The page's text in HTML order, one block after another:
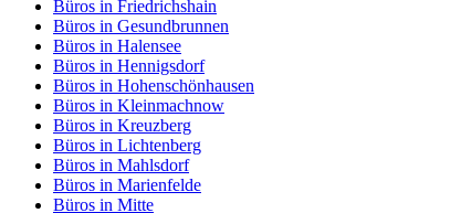
Büros in Friedrichshain
Büros in Gesundbrunnen
Büros in Halensee
Büros in Hennigsdorf
Büros in Hohenschönhausen
Büros in Kleinmachnow
Büros in Kreuzberg
Büros in Lichtenberg
Büros in Mahlsdorf
Büros in Marienfelde
Büros in Mitte